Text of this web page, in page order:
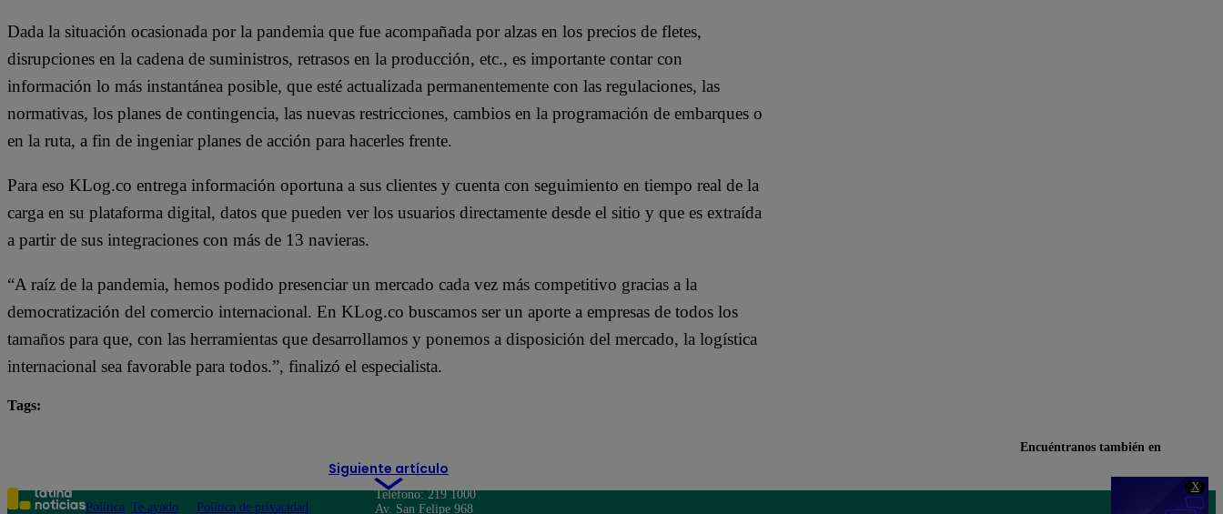
X
Dada la situación ocasionada por la pandemia que fue acompañada por alzas en los precios de fletes,
disrupciones en la cadena de suministros, retrasos en la producción, etc., es importante contar con
información lo más instantánea posible, que esté actualizada permanentemente con las regulaciones, las
normativas, los planes de contingencia, las nuevas restricciones, cambios en la programación de embarques o
en la ruta, a fin de ingeniar planes de acción para hacerles frente.
Para eso KLog.co entrega información oportuna a sus clientes y cuenta con seguimiento en tiempo real de la
carga en su plataforma digital, datos que pueden ver los usuarios directamente desde el sitio y que es extraída
a partir de sus integraciones con más de 13 navieras.
“A raíz de la pandemia, hemos podido presenciar un mercado cada vez más competitivo gracias a la
democratización del comercio internacional. En KLog.co buscamos ser un aporte a empresas de todos los
tamaños para que, con las herramientas que desarrollamos y ponemos a disposición del mercado, la logística
internacional sea favorable para todos.”, finalizó el especialista.
Tags:
Siguiente artículo
Encuéntranos también en
Política Te ayudo Política de privacidad
Teléfono: 219 1000
Av. San Felipe 968